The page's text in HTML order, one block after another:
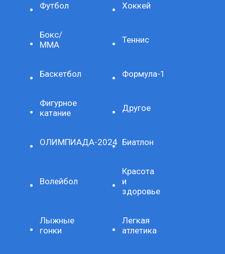
Футбол Хоккей
Бокс/
ММА
Теннис
Баскетбол Формула-1
Фигурное
катание
Другое
ОЛИМПИАДА-2024 Биатлон
Волейбол
Красота
и
здоровье
Лыжные
гонки
Легкая
атлетика